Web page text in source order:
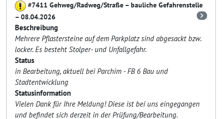
#7411 Gehweg/Radweg/Straße – bauliche Gefahrenstelle
– 08.04.2026
Beschreibung
Mehrere Pflastersteine auf dem Parkplatz sind abgesackt bzw.
locker. Es besteht Stolper- und Unfallgefahr.
Status
in Bearbeitung, aktuell bei Parchim - FB 6 Bau und
Stadtentwicklung
Statusinformation
Vielen Dank für Ihre Meldung! Diese ist bei uns eingegangen
und befindet sich derzeit in der Prüfung/Bearbeitung.